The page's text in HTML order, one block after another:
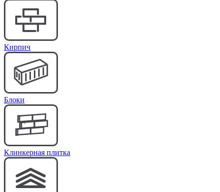
Кирпич
Блоки
Клинкерная плитка